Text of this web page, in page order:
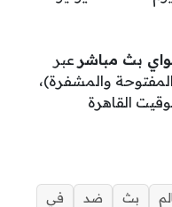
بث مباشر عبر
والمشفرة)،
القاهرة
بث ضد
في